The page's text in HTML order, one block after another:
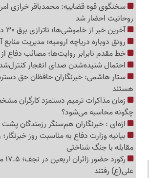
سخنگوی قوه قضاییه: محمدباقر خرازی
روحانیت احضار شد
آخرین خبر از خاموشی‌ها؛ ناترازی برق 30 درصد کاهش یافت
رونق دوباره دریاچه ارومیه؛ مدیریت
خط مقدم نابرابر روایت‌ها؛ مصائب دفاع
احتمال شنیده‌شدن صدای انفجار
ستار هاشمی: خبرنگاران حافظان حق
هستند
زمان مذاکرات ترمیم دستمزد کارگران
چگونه محاسبه می‌شود؟
اژه‌ای : خبرنگاران هم‌سنگر رزمندگان
بیانیه وزارت دفاع به مناسبت روز
مقابله با جنگ شناختی
علی(ع) رفتند